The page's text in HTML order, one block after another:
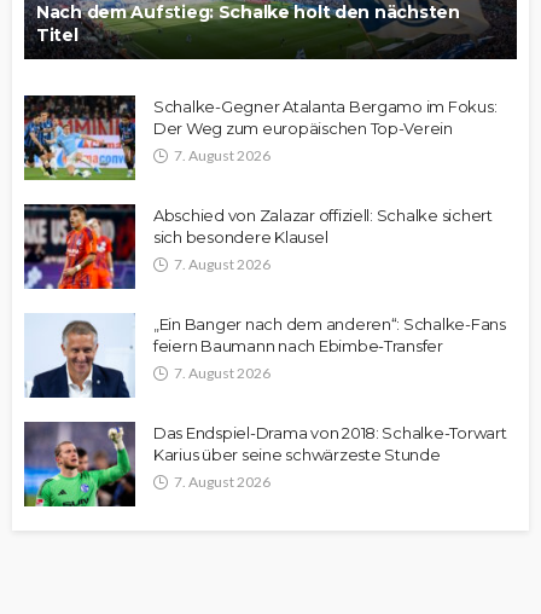
Nach dem Aufstieg: Schalke holt den nächsten
Titel
Schalke-Gegner Atalanta Bergamo im Fokus:
Der Weg zum europäischen Top-Verein
7. August 2026
Abschied von Zalazar offiziell: Schalke sichert
sich besondere Klausel
7. August 2026
„Ein Banger nach dem anderen“: Schalke-Fans
feiern Baumann nach Ebimbe-Transfer
7. August 2026
Das Endspiel-Drama von 2018: Schalke-Torwart
Karius über seine schwärzeste Stunde
7. August 2026